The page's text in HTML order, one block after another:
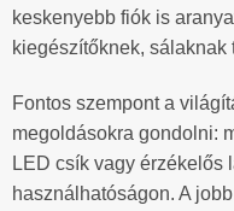
keskenyebb fiók is
kiegészítőknek, sálaknak
Fontos szempont a
megoldásokra gondolni:
LED csík vagy érzékelős
használhatóságon. A